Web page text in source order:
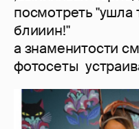
посмотреть "ушла
блииин!"
а знаменитости
фотосеты